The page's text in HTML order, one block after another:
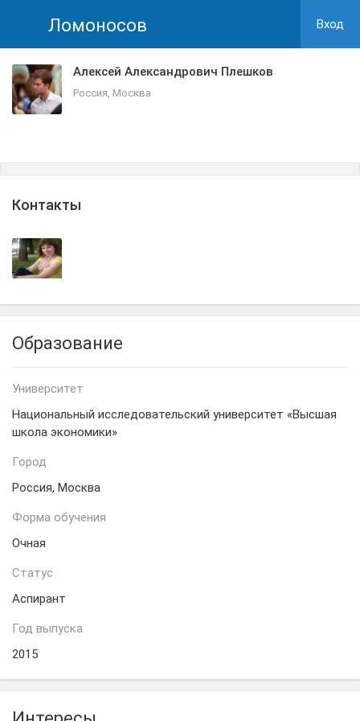
Ломоносов Вход
Алексей Александрович Плешков
Россия, Москва
Контакты
Образование
Университет
Национальный исследовательский университет «Высшая
школа экономики»
Город
Россия, Москва
Форма обучения
Очная
Статус
Аспирант
Год выпуска
2015